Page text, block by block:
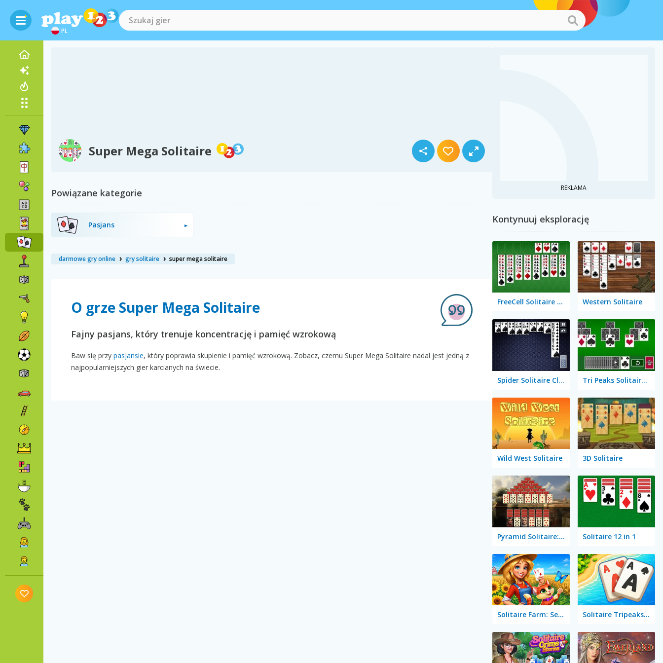
PL
Super Mega Solitaire
Powiązane kategorie
Pasjans
darmowe gry online gry solitaire super mega solitaire
O grze Super Mega Solitaire
Fajny pasjans, który trenuje koncentrację i pamięć wzrokową
Baw się przy pasjansie, który poprawia skupienie i pamięć wzrokową. Zobacz, czemu Super Mega Solitaire nadal jest jedną z
najpopularniejszych gier karcianych na świecie.
REKLAMA
Kontynuuj eksplorację
FreeCell Solitaire Classic Western Solitaire
Spider Solitaire Classic Tri Peaks Solitaire Classic
Wild West Solitaire 3D Solitaire
Pyramid Solitaire: Ancient Rome Solitaire 12 in 1
Solitaire Farm: Seasons 5 Solitaire Tripeaks Escapes